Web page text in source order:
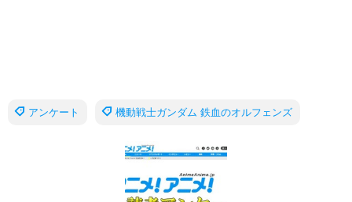
アンケート 機動戦士ガンダム 鉄血のオルフェンズ